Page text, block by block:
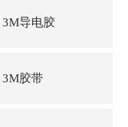
3M导电胶
3M胶带